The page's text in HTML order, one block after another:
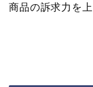
商品の訴求力を